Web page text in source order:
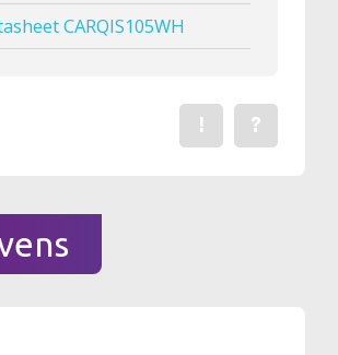
CARQIS105WH
Stel een
?
Een fout gevonden?
!